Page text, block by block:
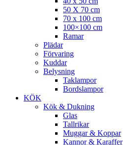
50 X 70 cm
70 x 100 cm
100×100 cm
Ramar
Plädar
Förvaring
Kuddar
Belysning
Taklampor
Bordslampor
KÖK
Kök & Dukning
Glas
Tallrikar
Muggar & Koppar
Kannor & Karaffer